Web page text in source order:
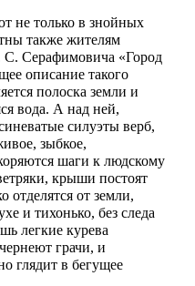
не только в знойных
также жителям
Серафимовича «Город
описание такого
полоска земли и
вода. А над ней,
силуэты верб,
зыбкое,
шаги к людскому
крыши постоят
отделятся от земли,
и тихонько, без следа
легкие курева
грачи, и
глядит в бегущее